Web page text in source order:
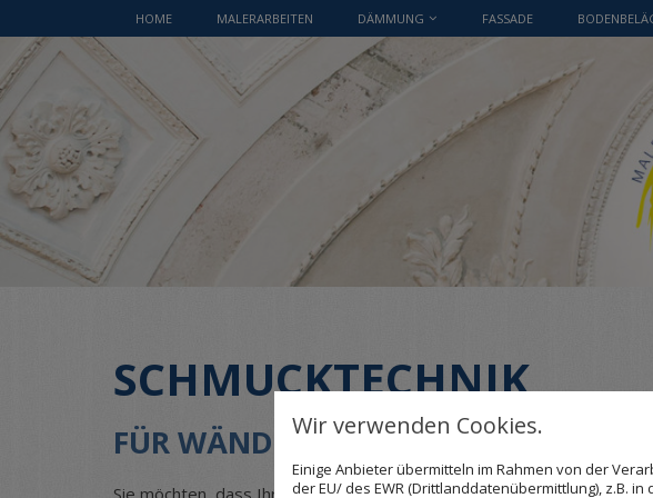
HOME MALERARBEITEN DÄMMUNG FASSADE
SCHMUCKTECHNIK
FÜR WÄNDE, DIE EINE GESCHICHTE
Sie möchten, dass Ihr Heim so individuell wie möglich gestaltet ist,
Wir verwenden Cookies.
Einige Anbieter übermitteln im Rahmen von der
der EU/ des EWR (Drittlanddatenübermittlung), z.B.